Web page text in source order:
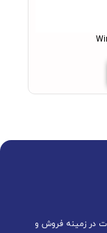
در زمینه فروش و